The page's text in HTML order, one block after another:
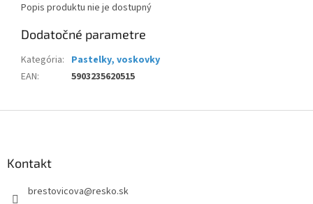
Popis produktu nie je dostupný
Dodatočné parametre
Kategória: Pastelky, voskovky
EAN: 5903235620515
Kontakt
brestovicova@resko.sk